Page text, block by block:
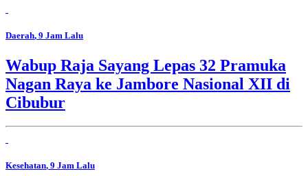
Daerah, 9 Jam Lalu
Wabup Raja Sayang Lepas 32 Pramuka
Nagan Raya ke Jambore Nasional XII di
Cibubur
Kesehatan, 9 Jam Lalu